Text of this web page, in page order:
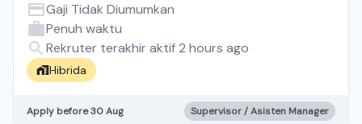
Gaji Tidak Diumumkan
Penuh waktu
Rekruter terakhir aktif 2 hours ago
Hibrida
Apply before 30 Aug Supervisor / Asisten Manager